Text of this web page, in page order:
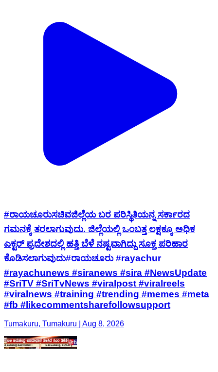
#ರಾಯಚೂರುಸಚಿವಜಿಲ್ಲೆಯ ಬರ ಪರಿಸ್ಥಿತಿಯನ್ನ ಸರ್ಕಾರದ
ಗಮನಕ್ಕೆ ತರಲಾಗುವುದು. ಜಿಲ್ಲೆಯಲ್ಲಿ ಒಂಬತ್ತ ಲಕ್ಷಕ್ಕೂ ಅಧಿಕ
ಎಕ್ಟರ್ ಪ್ರದೇಶದಲ್ಲಿ ಹತ್ತಿ ಬೆಳೆ ನಷ್ಟವಾಗಿದ್ದು ಸೂಕ್ತ ಪರಿಹಾರ
ಕೊಡಿಸಲಾಗುವುದು#ರಾಯಚೂರು #rayachur
#rayachunews #siranews #sira #NewsUpdate
#SriTV #SriTvNews #viralpost #viralreels
#viralnews #training #trending #memes #meta
#fb #likecommentsharefollowsupport
Tumakuru, Tumakuru | Aug 8, 2026